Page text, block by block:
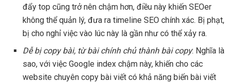
đẩy top cũng trở nên chậm hơn, điều này khiến SEOer
không thể quản lý, đưa ra timeline SEO chính xác. Bị phạt,
bị cho nghỉ việc vào lúc này là gần như có thể xảy ra.
Dễ bị copy bài, từ bài chính chủ thành bài copy: Nghĩa là
sao, với việc Google index chậm này, khiến cho các
website chuyên copy bài viết có khả năng biến bài viết